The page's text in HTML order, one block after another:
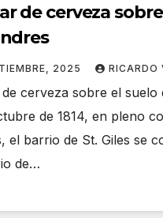
de cerveza
2025 RICARDO
cerveza sobre el suelo
de 1814, en pleno
el barrio de St. Giles se
de…